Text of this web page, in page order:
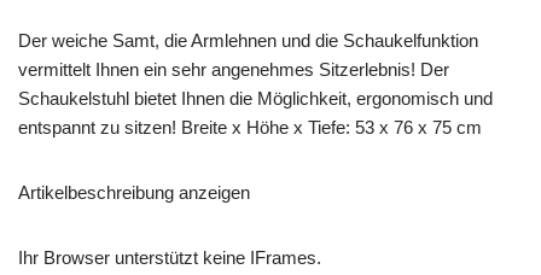
Der weiche Samt, die Armlehnen und die Schaukelfunktion
vermittelt Ihnen ein sehr angenehmes Sitzerlebnis! Der
Schaukelstuhl bietet Ihnen die Möglichkeit, ergonomisch und
entspannt zu sitzen! Breite x Höhe x Tiefe: 53 x 76 x 75 cm
Artikelbeschreibung anzeigen
Ihr Browser unterstützt keine IFrames.